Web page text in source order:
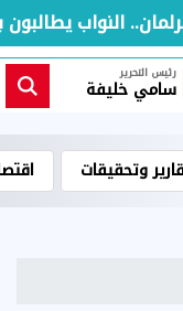
النواب يطالبون
رئيس التحرير
سامي خليفة
وتحقيقات